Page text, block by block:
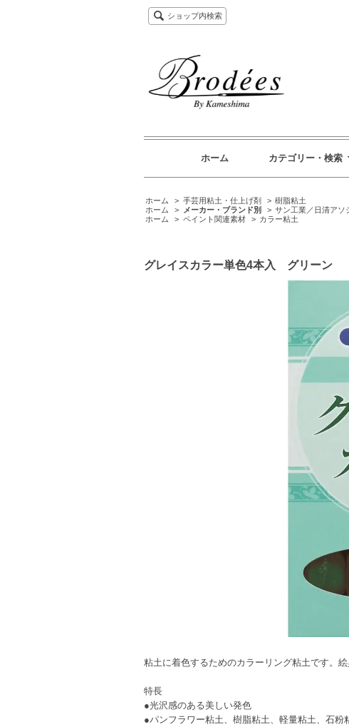
ショップ内検索
ホーム カテゴリー・検索
ホーム > 手芸用粘土・仕上げ剤 > 樹脂粘土
ホーム
> メーカー・ブランド別 > サン工業／日清アソ
ホーム
> ペイント関連素材 > カラー粘土
グレイスカラー単色4本入 グリーン
粘土に着色するためのカラーリング粘土です。
特長
●光沢感のある美しい発色
●パンフラワー粘土、樹脂粘土、軽量粘土、石粉